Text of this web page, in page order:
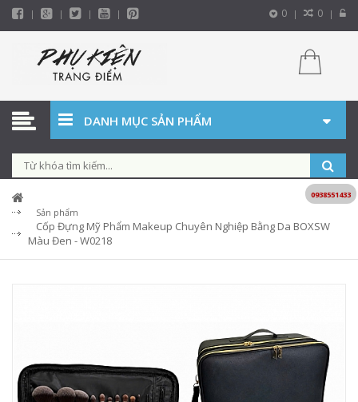
0 0
DANH MỤC SẢN PHẨM
Sản phẩm
Cốp Đựng Mỹ Phẩm Makeup Chuyên Nghiệp Bằng Da BOXSW
Màu Đen - W0218
0938551433